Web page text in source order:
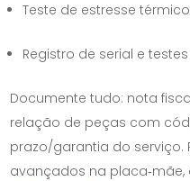
Teste de estresse
Registro de serial e
Documente tudo: nota
relação de peças com
prazo/garantia do serviço.
avançados na placa‑mãe,